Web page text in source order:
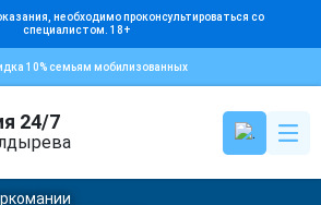
необходимо проконсультироваться со
специалистом. 18+
10% семьям мобилизованных
24/7